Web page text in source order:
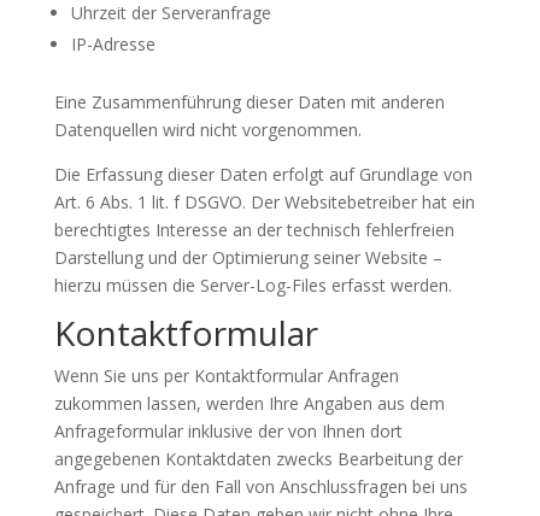
Uhrzeit der Serveranfrage
IP-Adresse
Eine Zusammenführung dieser Daten mit anderen
Datenquellen wird nicht vorgenommen.
Die Erfassung dieser Daten erfolgt auf Grundlage von
Art. 6 Abs. 1 lit. f DSGVO. Der Websitebetreiber hat ein
berechtigtes Interesse an der technisch fehlerfreien
Darstellung und der Optimierung seiner Website –
hierzu müssen die Server-Log-Files erfasst werden.
Kontaktformular
Wenn Sie uns per Kontaktformular Anfragen
zukommen lassen, werden Ihre Angaben aus dem
Anfrageformular inklusive der von Ihnen dort
angegebenen Kontaktdaten zwecks Bearbeitung der
Anfrage und für den Fall von Anschlussfragen bei uns